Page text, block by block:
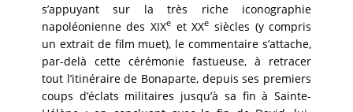
s’appuyant sur la très riche iconographie
napoléonienne des XIXe et XXe siècles (y compris
un extrait de film muet), le commentaire s’attache,
par-delà cette cérémonie fastueuse, à retracer
tout l’itinéraire de Bonaparte, depuis ses premiers
coups d’éclats militaires jusqu’à sa fin à Sainte-